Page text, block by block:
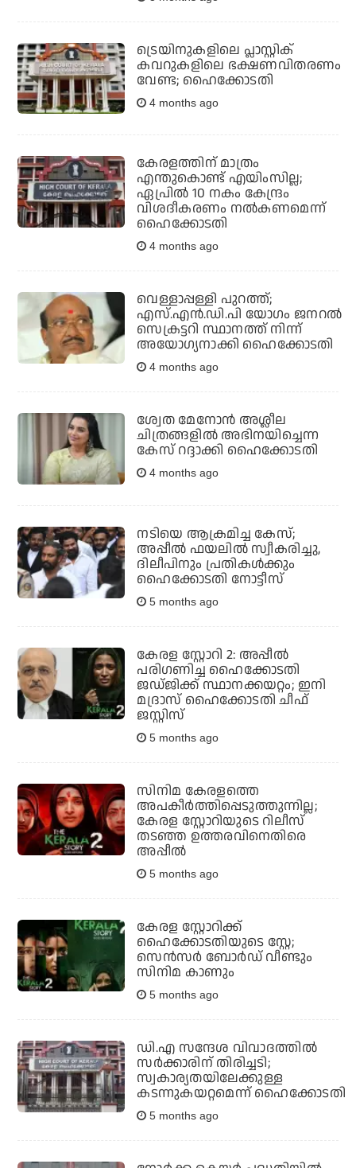
ട്രെയിനുകളിലെ പ്ലാസ്റ്റിക്
കവറുകളിലെ ഭക്ഷണവിതരണം
വേണ്ട; ഹൈക്കോടതി
4 months ago
കേരളത്തിന് മാത്രം
എന്തുകൊണ്ട് എയിംസില്ല;
ഏപ്രില്‍ 10 നകം കേന്ദ്രം
വിശദീകരണം നല്‍കണമെന്ന്
ഹൈക്കോടതി
4 months ago
വെള്ളാപ്പള്ളി പുറത്ത്;
എസ്.എന്‍.ഡി.പി യോഗം ജനറല്‍
സെക്രട്ടറി സ്ഥാനത്ത് നിന്ന്
അയോഗ്യനാക്കി ഹൈക്കോടതി
4 months ago
ശ്വേത മേനോന്‍ അശ്ലീല
ചിത്രങ്ങളില്‍ അഭിനയിച്ചെന്ന
കേസ് റദ്ദാക്കി ഹൈക്കോടതി
4 months ago
നടിയെ ആക്രമിച്ച കേസ്;
അപ്പീല്‍ ഫയലില്‍ സ്വീകരിച്ചു,
ദിലീപിനും പ്രതികള്‍ക്കും
ഹൈക്കോടതി നോട്ടീസ്
5 months ago
കേരള സ്റ്റോറി 2: അപ്പീല്‍
പരിഗണിച്ച ഹൈക്കോടതി
ജഡ്ജിക്ക് സ്ഥാനക്കയറ്റം; ഇനി
മദ്രാസ് ഹൈക്കോടതി ചീഫ്
ജസ്റ്റിസ്
5 months ago
സിനിമ കേരളത്തെ
അപകീര്‍ത്തിപ്പെടുത്തുന്നില്ല;
കേരള സ്റ്റോറിയുടെ റിലീസ്
തടഞ്ഞ ഉത്തരവിനെതിരെ
അപ്പീല്‍
5 months ago
കേരള സ്റ്റോറിക്ക്
ഹൈക്കോടതിയുടെ സ്റ്റേ;
സെൻസർ ബോര്‍ഡ് വീണ്ടും
സിനിമ കാണും
5 months ago
ഡി.എ സന്ദേശ വിവാദത്തില്‍
സര്‍ക്കാരിന് തിരിച്ചടി;
സ്വകാര്യതയിലേക്കുള്ള
കടന്നുകയറ്റമെന്ന് ഹൈക്കോടതി
5 months ago